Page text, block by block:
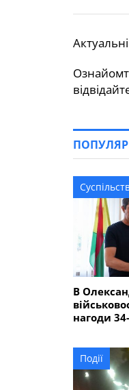
В
нагоди
Події